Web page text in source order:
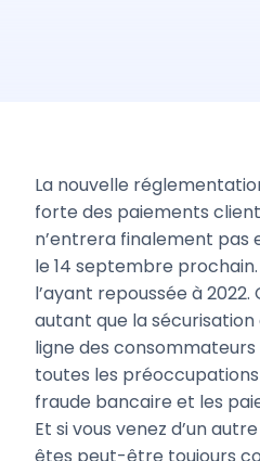
La nouvelle
forte des paiements
n’entrera finalement pas
le 14 septembre
l’ayant repoussée à 2022.
autant que la
ligne des
toutes les
fraude bancaire et les
Et si vous venez d’un